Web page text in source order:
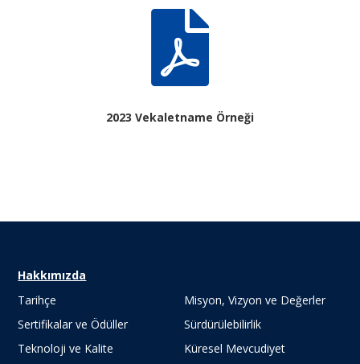

2023 Vekaletname Örneği
Hakkımızda
Tarihçe
Sertifikalar ve Ödüller
Teknoloji ve Kalite
Misyon, Vizyon ve Değerler
Sürdürülebilirlik
Küresel Mevcudiyet